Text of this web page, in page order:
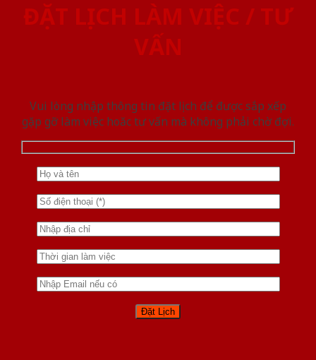
ĐẶT LỊCH LÀM VIỆC / TƯ
VẤN
Vui lòng nhập thông tin đặt lịch để được sắp xếp
gặp gỡ làm việc hoăc tư vấn mà không phải chờ đợi.